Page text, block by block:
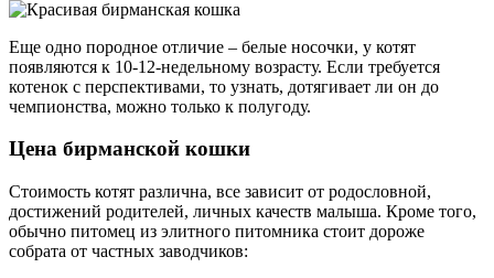
Еще одно породное отличие – белые носочки, у котят
появляются к 10-12-недельному возрасту. Если требуется
котенок с перспективами, то узнать, дотягивает ли он до
чемпионства, можно только к полугоду.
Цена бирманской кошки
Стоимость котят различна, все зависит от родословной,
достижений родителей, личных качеств малыша. Кроме того,
обычно питомец из элитного питомника стоит дороже
собрата от частных заводчиков: